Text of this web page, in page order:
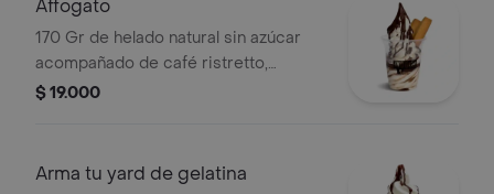
Affogato
170 Gr de helado natural sin azúcar
acompañado de café ristretto,
cobertura chocolate y dedos de
$ 19.000
Arma tu yard de gelatina